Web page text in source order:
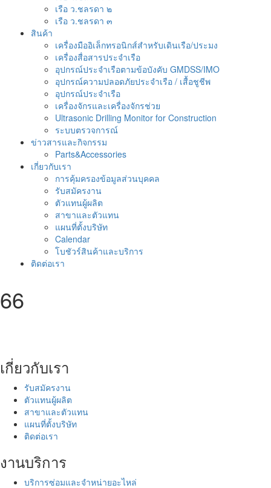
เรือ ว.ชลรดา ๒
เรือ ว.ชลรดา ๓
สินค้า
เครื่องมืออิเล็กทรอนิกส์สำหรับเดินเรือ/ประมง
เครื่องสื่อสารประจำเรือ
อุปกรณ์ประจำเรือตามข้อบังคับ GMDSS/IMO
อุปกรณ์ความปลอดภัยประจำเรือ / เสื้อชูชีพ
อุปกรณ์ประจำเรือ
เครื่องจักรและเครื่องจักรช่วย
Ultrasonic Drilling Monitor for Construction
ระบบตรวจการณ์
ข่าวสารและกิจกรรม
Parts&Accessories
เกี่ยวกับเรา
การคุ้มครองข้อมูลส่วนบุคคล
รับสมัครงาน
ตัวแทนผู้ผลิต
สาขาและตัวแทน
แผนที่ตั้งบริษัท
Calendar
โบชัวร์สินค้าและบริการ
ติดต่อเรา
66
เกี่ยวกับเรา
รับสมัครงาน
ตัวแทนผู้ผลิต
สาขาและตัวแทน
แผนที่ตั้งบริษัท
ติดต่อเรา
งานบริการ
บริการซ่อมและจำหน่ายอะไหล่